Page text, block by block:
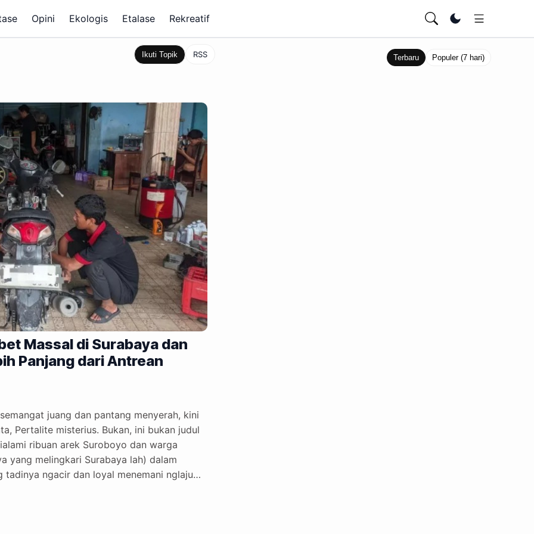
Opini Ekologis Etalase Rekreatif Ubah tema
Ikuti Topik RSS Terbaru Populer (7 hari)
Massal di Surabaya dan
Panjang dari Antrean
juang dan pantang menyerah, kini
Pertalite misterius. Bukan, ini bukan judul
ribuan arek Suroboyo dan warga
yang melingkari Surabaya lah) dalam
ngacir dan loyal menemani nglaju